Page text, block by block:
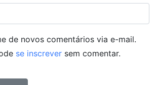
de novos comentários via e-mail.
se inscrever sem comentar.